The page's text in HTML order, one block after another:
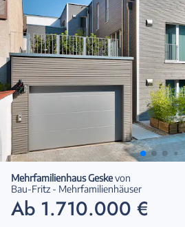
Mehrfamilienhaus Geskevon
Bau-Fritz - Mehrfamilienhäuser
Ab 1.710.000 €